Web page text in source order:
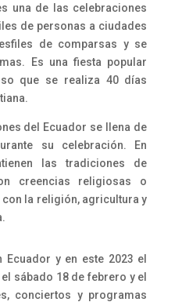
una de las celebraciones
de personas a ciudades
de comparsas y se
Es una fiesta popular
que se realiza 40 días
del Ecuador se llena de
su celebración. En
las tradiciones de
creencias religiosas o
la religión, agricultura y
Ecuador y en este 2023 el
sábado 18 de febrero y el
conciertos y programas